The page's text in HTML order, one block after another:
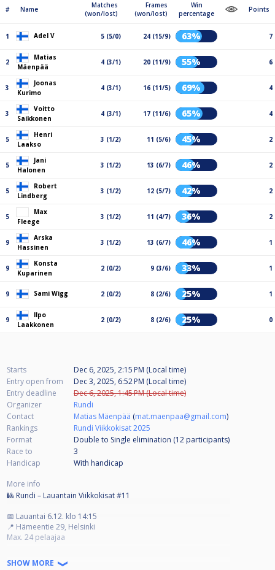
# Name
Matches
(won/lost)
Frames
(won/lost)
Win
percentage
Points
1 Adel V 5 (5/0) 24 (15/9) 63% 7
2
Matias
Mäenpää
4 (3/1) 20 (11/9) 55% 6
3
Joonas
Kurimo
4 (3/1) 16 (11/5) 69% 4
3
Voitto
Saikkonen
4 (3/1) 17 (11/6) 65% 4
5
Henri
Laakso
3 (1/2) 11 (5/6) 45% 2
5
Jani
Halonen
3 (1/2) 13 (6/7) 46% 2
5
Robert
Lindberg
3 (1/2) 12 (5/7) 42% 2
5
Max
Fleege
3 (1/2) 11 (4/7) 36% 2
9
Arska
Hassinen
3 (1/2) 13 (6/7) 46% 1
9
Konsta
Kuparinen
2 (0/2) 9 (3/6) 33% 1
9 Sami Wigg 2 (0/2) 8 (2/6) 25% 1
9
Ilpo
Laakkonen
2 (0/2) 8 (2/6) 25% 0
Starts
Dec 6, 2025, 2:15 PM (Local time)
Entry open from
Dec 3, 2025, 6:52 PM (Local time)
Entry deadline
Dec 6, 2025, 1:45 PM (Local time)
Organizer
Rundi
Contact
Matias Mäenpää (mat.maenpaa@gmail.com)
Rankings
Rundi Viikkokisat 2025
Format
Double to Single elimination (12 participants)
Race to
3
Handicap
With handicap
More info
🎱 Rundi – Lauantain Viikkokisat #11
📅 Lauantai 6.12. klo 14:15
📍 Hämeentie 29, Helsinki
Max. 24 pelaajaa
Pelit alkavat klo 14:15
SHOW MORE